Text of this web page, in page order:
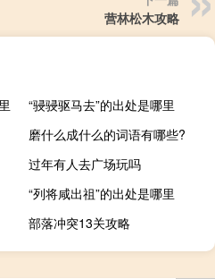
营林松木攻略
“骎骎驱马去”的出处是哪里
磨什么成什么的词语有哪些?
过年有人去广场玩吗
“列将咸出祖”的出处是哪里
部落冲突13关攻略